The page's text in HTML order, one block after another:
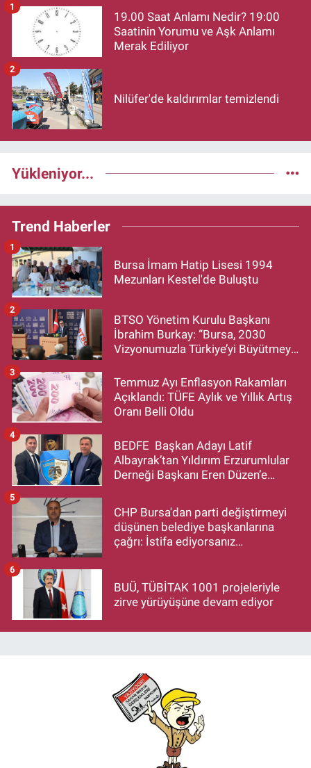
19.00 Saat Anlamı Nedir? 19:00
Saatinin Yorumu ve Aşk Anlamı
Merak Ediliyor
1
Nilüfer'de kaldırımlar temizlendi
2
Yükleniyor...
Trend Haberler
Bursa İmam Hatip Lisesi 1994
Mezunları Kestel'de Buluştu
1
BTSO Yönetim Kurulu Başkanı
İbrahim Burkay: “Bursa, 2030
Vizyonumuzla Türkiye’yi Büyütmeye
2
Temmuz Ayı Enflasyon Rakamları
Açıklandı: TÜFE Aylık ve Yıllık Artış
Oranı Belli Oldu
3
BEDFE Başkan Adayı Latif
Albayrak’tan Yıldırım Erzurumlular
Derneği Başkanı Eren Düzen’e
4
CHP Bursa'dan parti değiştirmeyi
düşünen belediye başkanlarına
çağrı: İstifa ediyorsanız
5
BUÜ, TÜBİTAK 1001 projeleriyle
zirve yürüyüşüne devam ediyor
6